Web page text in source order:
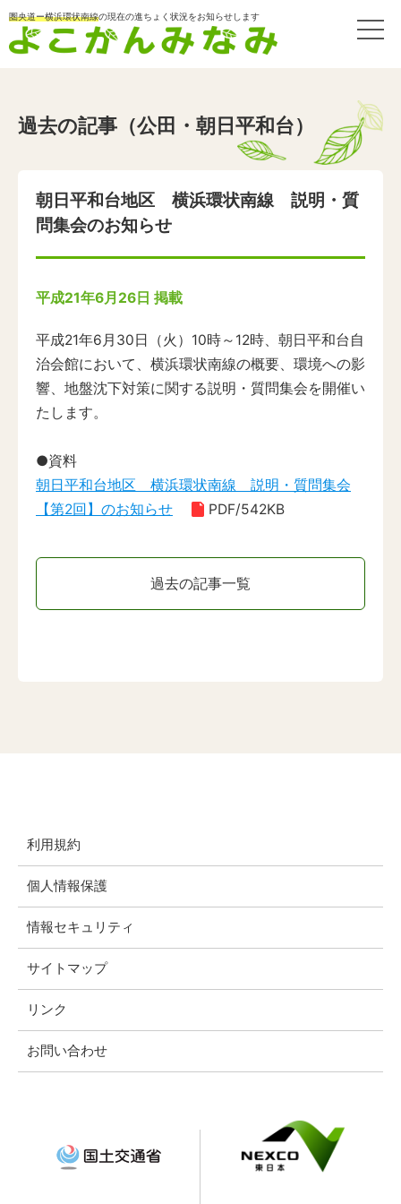
圏央道ー横浜環状南線の現在の進ちょく状況をお知らせします
過去の記事（公田・朝日平和台）
朝日平和台地区 横浜環状南線 説明・質
問集会のお知らせ
平成21年6月26日 掲載
平成21年6月30日（火）10時～12時、朝日平和台自
治会館において、横浜環状南線の概要、環境への影
響、地盤沈下対策に関する説明・質問集会を開催い
たします。
●資料
朝日平和台地区 横浜環状南線 説明・質問集会
【第2回】のお知らせ
PDF/542KB
過去の記事一覧
利用規約
個人情報保護
情報セキュリティ
サイトマップ
リンク
お問い合わせ